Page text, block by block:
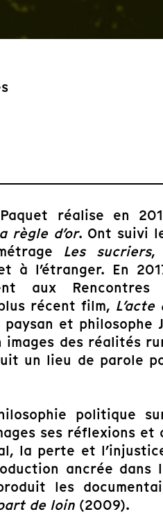
réalise en
règle d’or. Ont suivi
Les sucriers,
à l’étranger. En
aux Rencontres
récent film,
et philosophe
des réalités
un lieu de parole
politique
ses réflexions et
la perte et
ancrée dans
les
de loin (2009).